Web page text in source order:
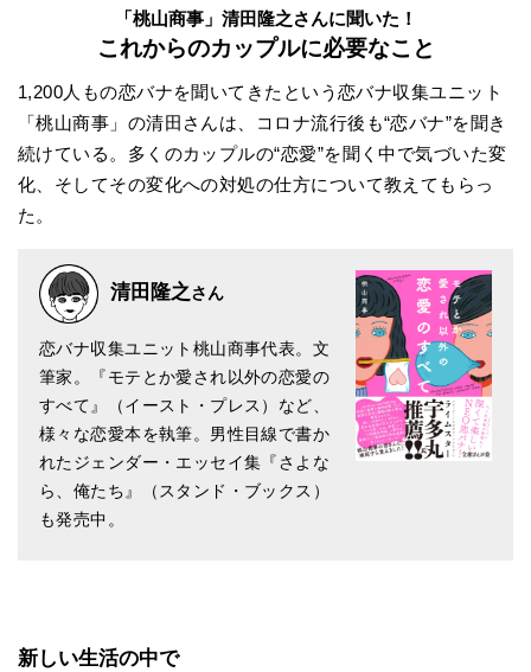
「桃山商事」清田隆之さんに聞いた！
これからのカップルに必要なこと
1,200人もの恋バナを聞いてきたという恋バナ収集ユニット
「桃山商事」の清田さんは、コロナ流行後も“恋バナ”を聞き
続けている。多くのカップルの“恋愛”を聞く中で気づいた変
化、そしてその変化への対処の仕方について教えてもらっ
た。
清田隆之さん
恋バナ収集ユニット桃山商事代表。文
筆家。『モテとか愛され以外の恋愛の
すべて』（イースト・プレス）など、
様々な恋愛本を執筆。男性目線で書か
れたジェンダー・エッセイ集『さよな
ら、俺たち』（スタンド・ブックス）
も発売中。
新しい生活の中で